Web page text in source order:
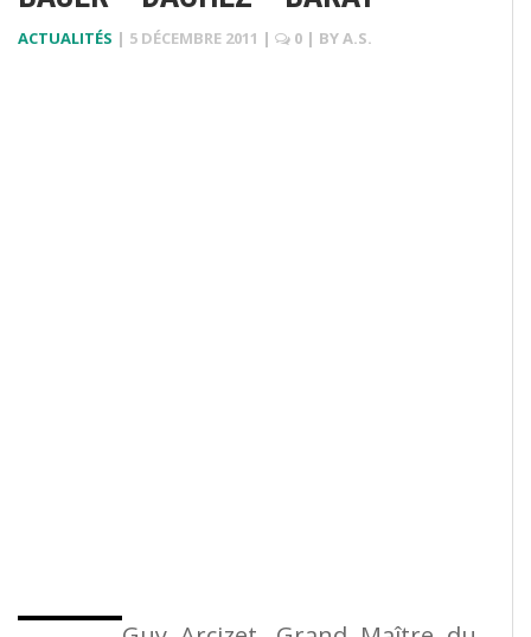
ACTUALITÉS | 5 DÉCEMBRE 2011 | 0 | BYA.S.